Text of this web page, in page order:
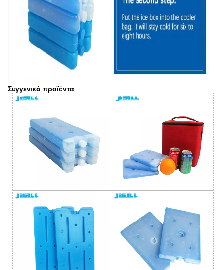
Συγγενικά προϊόντα